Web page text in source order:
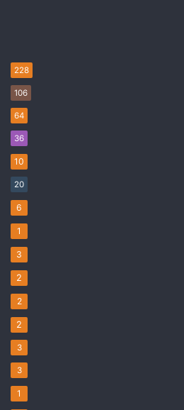
228
106
64
36
10
20
6
1
3
2
2
2
3
3
1